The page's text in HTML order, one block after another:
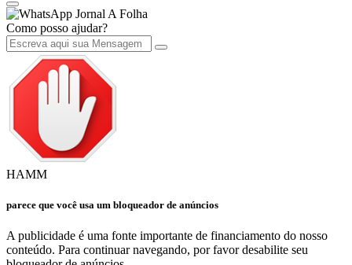
Jornal A Folha
Como posso ajudar?
HAMM
parece que você usa um bloqueador de anúncios
A publicidade é uma fonte importante de financiamento do nosso
conteúdo. Para continuar navegando, por favor desabilite seu